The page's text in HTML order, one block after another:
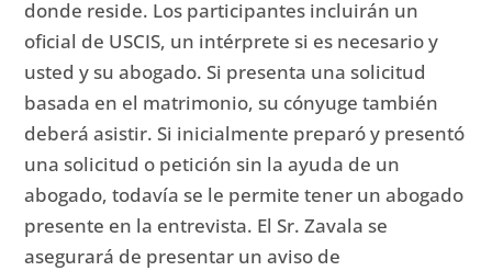
donde reside. Los participantes incluirán un
oficial de USCIS, un intérprete si es necesario y
usted y su abogado. Si presenta una solicitud
basada en el matrimonio, su cónyuge también
deberá asistir. Si inicialmente preparó y presentó
una solicitud o petición sin la ayuda de un
abogado, todavía se le permite tener un abogado
presente en la entrevista. El Sr. Zavala se
asegurará de presentar un aviso de